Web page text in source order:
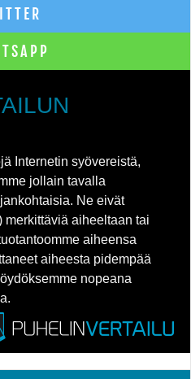
Internetin syövereistä,
jollain tavalla
Ne eivät
merkittäviä aiheeltaan tai
aiheensa
aiheesta pidempää
nopeana